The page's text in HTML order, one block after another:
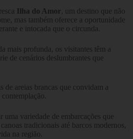
Ilha do Amor
, um destino que não
mas também oferece a oportunidade
e intocada que o circunda.
mais profunda, os visitantes têm a
de cenários deslumbrantes que
de areias brancas que convidam a
uma variedade de embarcações que
tradicionais até barcos modernos,
na região.